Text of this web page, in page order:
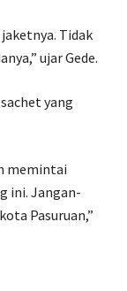
Tidak
ujar Gede.
yang
memintai
ini. Jangan-
Pasuruan,”